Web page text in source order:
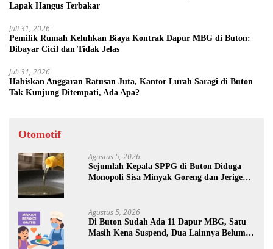
Lapak Hangus Terbakar
Juli 31, 2026
Pemilik Rumah Keluhkan Biaya Kontrak Dapur MBG di Buton:
Dibayar Cicil dan Tidak Jelas
Juli 31, 2026
Habiskan Anggaran Ratusan Juta, Kantor Lurah Saragi di Buton
Tak Kunjung Ditempati, Ada Apa?
Otomotif
Agustus 5, 2026
Sejumlah Kepala SPPG di Buton Diduga
Monopoli Sisa Minyak Goreng dan Jerigen
Agustus 5, 2026
Di Buton Sudah Ada 11 Dapur MBG, Satu
Masih Kena Suspend, Dua Lainnya Belum